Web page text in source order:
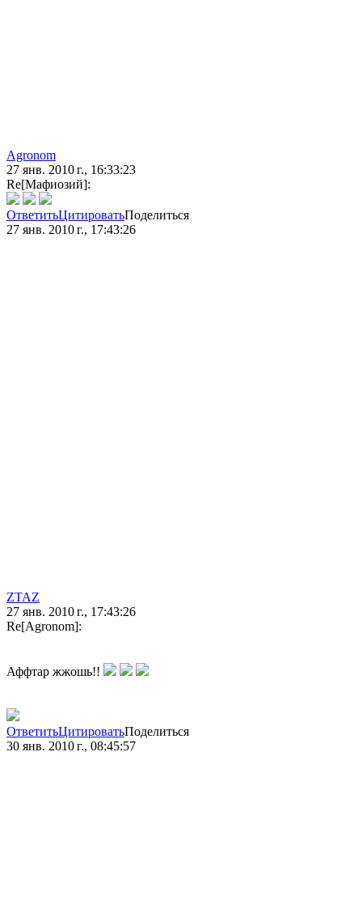
Agronom
27 янв. 2010 г., 16:33:23
Re[Мафиозий]:
ОтветитьЦитироватьПоделиться
27 янв. 2010 г., 17:43:26
ZTAZ
27 янв. 2010 г., 17:43:26
Re[Agronom]:
Аффтар жжошь!!
ОтветитьЦитироватьПоделиться
30 янв. 2010 г., 08:45:57